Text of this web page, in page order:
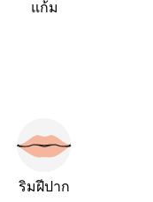
แก้ม
ริมฝีปาก